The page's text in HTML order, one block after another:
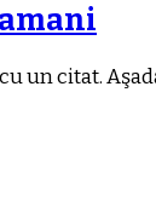
un citat.